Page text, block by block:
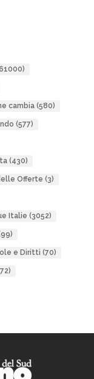
cambia(580)
(577)
(430)
Offerte (3)
Italie (3052)
e Diritti (70)